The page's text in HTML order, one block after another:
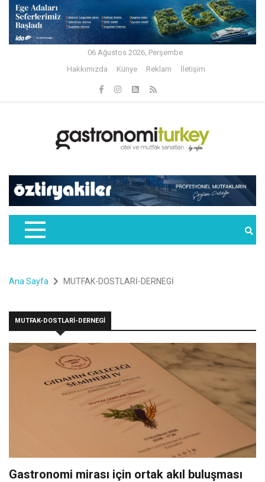
06 Ağustos 2026, Perşembe
Hakkımızda
Künye Reklam İletişim
Ana Sayfa MUTFAK-DOSTLARİ-DERNEGİ
MUTFAK-DOSTLARİ-DERNEGİ
Gastronomi mirası için ortak akıl buluşması